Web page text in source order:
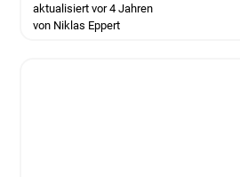
aktualisiert vor 4 Jahren
von Niklas Eppert